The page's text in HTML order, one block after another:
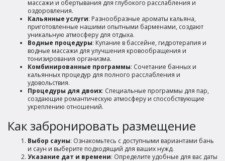
массажи и обертывания для глубокого расслабления и
оздоровления.
Кальянные услуги: Разнообразные ароматы кальяна,
приготовленные нашими опытными барменами, создают
уникальную атмосферу для отдыха.
Водные процедуры: Купание в бассейне, гидротерапия и
водные массажи для улучшения кровообращения и
тонизирования организма.
Комбинированные программы: Сочетание банных и
кальянных процедур для полного расслабления и
удовольствия.
Процедуры для двоих: Специальные программы для пар,
создающие романтическую атмосферу и способствующие
укреплению отношений.
Как забронировать размещение
Выбор сауны: Ознакомьтесь с доступными вариантами бань
и саун и выберите подходящий для ваших нужд.
Указание дат и времени: Определите удобные для вас даты